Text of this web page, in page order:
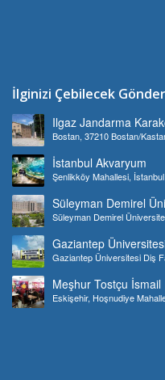
İlginizi Çebilecek
Ilgaz Jandarma
Bostan, 37210 Bostan/
İstanbul Akvaryum
Şenlikköy Mahallesi,
Süleyman Demirel
Süleyman Demirel
Gaziantep
Gaziantep Üniversitesi Diş
Meşhur Tostçu İsmail
Eskişehir, Hoşnudiye